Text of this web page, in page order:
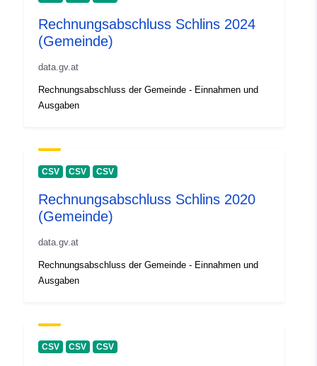
Rechnungsabschluss Schlins 2024
(Gemeinde)
data.gv.at
Rechnungsabschluss der Gemeinde - Einnahmen und
Ausgaben
CSV CSV CSV
Rechnungsabschluss Schlins 2020
(Gemeinde)
data.gv.at
Rechnungsabschluss der Gemeinde - Einnahmen und
Ausgaben
CSV CSV CSV